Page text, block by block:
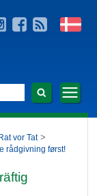
vor Tat >
rådgivning først!